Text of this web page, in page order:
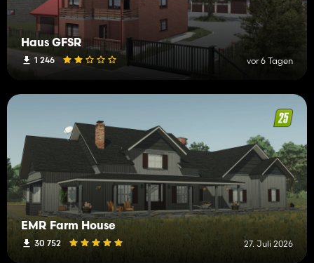
Haus GFSR
1 246 vor 6 Tagen
EMR Farm House
30 752 27. Juli 2026